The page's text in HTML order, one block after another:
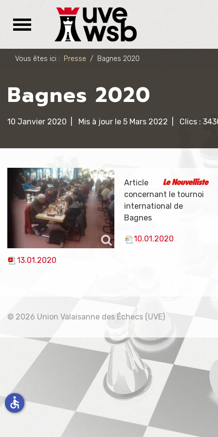
Vous êtes ici : Presse Bagnes 2020
Bagnes 2020
10 Janvier 2020 Mis à jour le 5 Mars 2022 Clics :
Article
concernant le tournoi
international de
Bagnes
10.01.2020
13.01.2020
© 2026 Union Valaisanne des Échecs (UVE)
accessible